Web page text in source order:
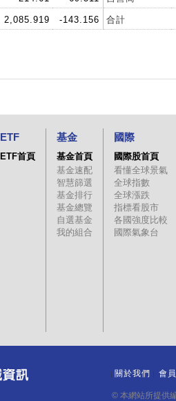
2,085.919 -143.156 合計
ETF
ETF首頁
基金
基金首頁
基金速配
智慧篩選
基金排行
基金總覽
自選基金
我的組合
國際
國際股首頁
看懂全球景氣
全球指數
全球漲跌
指標看股市
各國強度比較
國際氣象台
關於我們 會
© 本網站所提供